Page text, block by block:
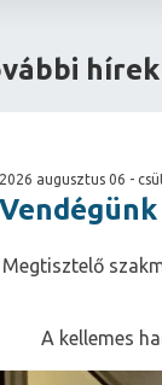
hírek
2026 augusztus 06 -
Megtisztelő
A kellemes